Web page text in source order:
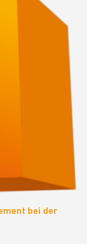
bei der